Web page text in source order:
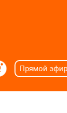
Прямой эфир